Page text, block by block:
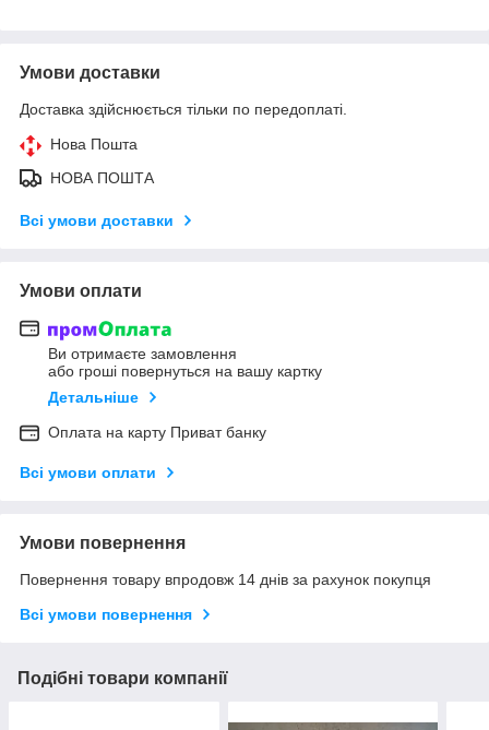
Умови доставки
Доставка здійснюється тільки по передоплаті.
Нова Пошта
НОВА ПОШТА
Всі умови доставки
Умови оплати
Ви отримаєте замовлення
або гроші повернуться на вашу картку
Детальніше
Оплата на карту Приват банку
Всі умови оплати
Умови повернення
Повернення товару впродовж 14 днів за рахунок покупця
Всі умови повернення
Подібні товари компанії